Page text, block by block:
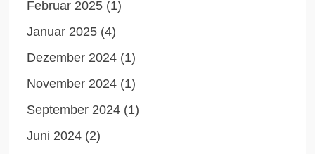
Februar 2025 (1)
Januar 2025 (4)
Dezember 2024 (1)
November 2024 (1)
September 2024 (1)
Juni 2024 (2)